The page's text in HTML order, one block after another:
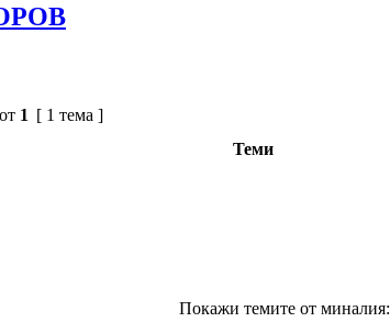
от 1 [ 1 тема ]
Теми
Покажи темите от миналия: